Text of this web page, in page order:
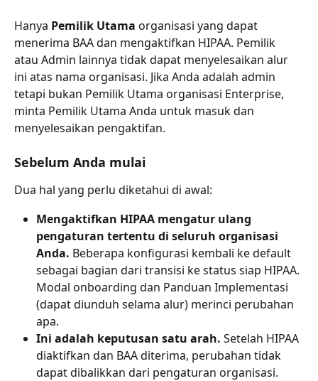
Hanya Pemilik Utama organisasi yang dapat
menerima BAA dan mengaktifkan HIPAA. Pemilik
atau Admin lainnya tidak dapat menyelesaikan alur
ini atas nama organisasi. Jika Anda adalah admin
tetapi bukan Pemilik Utama organisasi Enterprise,
minta Pemilik Utama Anda untuk masuk dan
menyelesaikan pengaktifan.
Sebelum Anda mulai
Dua hal yang perlu diketahui di awal:
Mengaktifkan HIPAA mengatur ulang
pengaturan tertentu di seluruh organisasi
Anda. Beberapa konfigurasi kembali ke default
sebagai bagian dari transisi ke status siap HIPAA.
Modal onboarding dan Panduan Implementasi
(dapat diunduh selama alur) merinci perubahan
apa.
Ini adalah keputusan satu arah. Setelah HIPAA
diaktifkan dan BAA diterima, perubahan tidak
dapat dibalikkan dari pengaturan organisasi.